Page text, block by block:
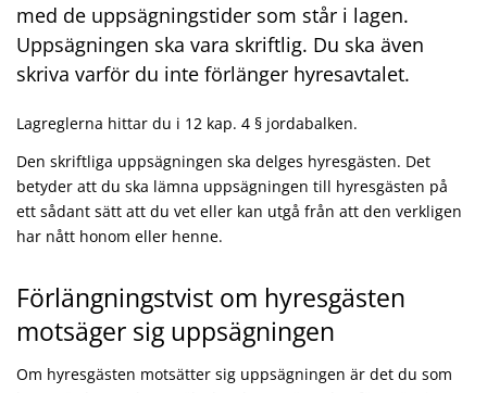
med de uppsägningstider som står i lagen.
Uppsägningen ska vara skriftlig. Du ska även
skriva varför du inte förlänger hyresavtalet.
Lagreglerna hittar du i 12 kap. 4 § jordabalken.
Den skriftliga uppsägningen ska delges hyresgästen. Det
betyder att du ska lämna uppsägningen till hyresgästen på
ett sådant sätt att du vet eller kan utgå från att den verkligen
har nått honom eller henne.
Förlängningstvist om hyresgästen
motsäger sig uppsägningen
Om hyresgästen motsätter sig uppsägningen är det du som